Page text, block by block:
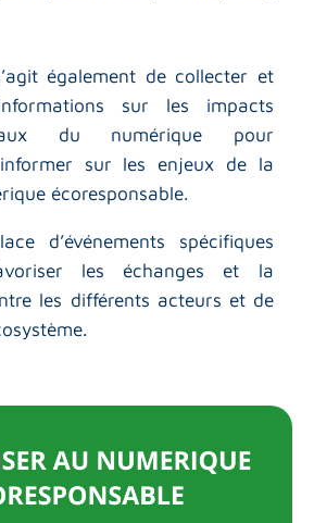
également de collecter et
sur les impacts
du numérique pour
sur les enjeux de la
écoresponsable.
d’événements spécifiques
les échanges et la
les différents acteurs et de